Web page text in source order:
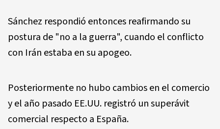
Sánchez respondió entonces reafirmando su
postura de "no a la guerra", cuando el conflicto
con Irán estaba en su apogeo.
Posteriormente no hubo cambios en el comercio
y el año pasado EE.UU. registró un superávit
comercial respecto a España.